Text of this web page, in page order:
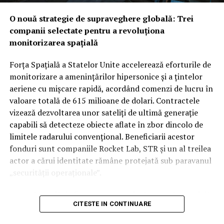
Nu orice durere impune automat un RMN. De multe ori,
medicul începe cu un consult clinic, o ecografie sau o
radiografie, în funcție de simptome. RMN-ul devine util
atunci când este nevoie de o imagine mai detaliată sau
când simptomele persistă. Investigația poate fi indicată
dacă apar:
dureri care nu se ameliorează după tratament;
amorțeli, furnicături sau slăbiciune musculară;
traumatisme sportive cu suspiciune de ruptură;
dureri de cap atipice sau simptome neurologice;
suspiciuni inflamatorii, tumorale sau
De exemplu, în cazul unei dureri lombare care coboară
pe picior, RMN-ul poate arăta dacă un disc
O nouă strategie de supraveghere globală: Trei
companii selectate pentru a revoluționa
monitorizarea spațială
Forța Spațială a Statelor Unite accelerează eforturile de
monitorizare a amenințărilor hipersonice și a țintelor
aeriene cu mișcare rapidă, acordând comenzi de lucru în
valoare totală de 615 milioane de dolari. Contractele
vizează dezvoltarea unor sateliți de ultimă generație
capabili să detecteze obiecte aflate în zbor dincolo de
limitele radarului convențional. Beneficiarii acestor
fonduri sunt companiile Rocket Lab, STR și un al treilea
actor a cărui identitate rămâne protejată sub paravanul
„securității operaționale”.
Această rundă de finanțare reprezintă o etapă esențială
în programul SB-AMTI (Space-Based Airborne Moving
CITESTE IN CONTINUARE